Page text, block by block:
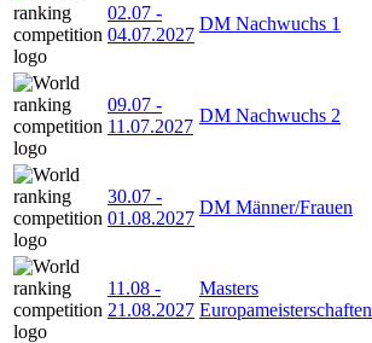
02.07 -
04.07.2027
DM Nachwuchs 1
09.07 -
11.07.2027
DM Nachwuchs 2
30.07 -
01.08.2027
DM Männer/Frauen
11.08 -
21.08.2027
Masters
Europameisterschaften